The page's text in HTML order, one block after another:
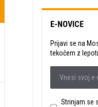
E-NOVICE
Prijavi se na
tekočem z
Strinjam se s